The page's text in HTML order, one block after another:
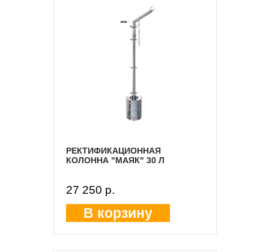
РЕКТИФИКАЦИОННАЯ
КОЛОННА "МАЯК" 30 Л
27 250 p.
В корзину